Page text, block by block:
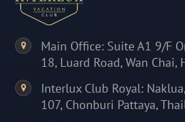
Main Office: Suite A1 9/F
18, Luard Road, Wan Chai,
Interlux Club Royal:
107, Chonburi Pattaya,